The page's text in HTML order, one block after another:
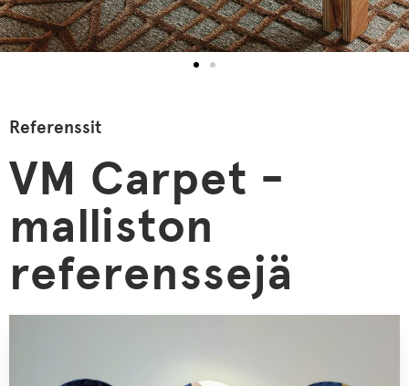
Referenssit
VM Carpet -
malliston
referenssejä